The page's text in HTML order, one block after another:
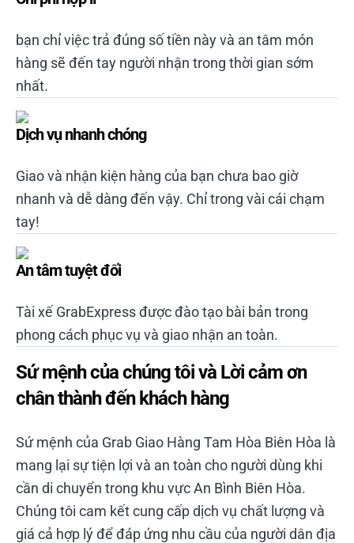
bạn chỉ việc trả đúng số tiền này và an tâm món
hàng sẽ đến tay người nhận trong thời gian sớm
nhất.
Dịch vụ nhanh chóng
Giao và nhận kiện hàng của bạn chưa bao giờ
nhanh và dễ dàng đến vậy. Chỉ trong vài cái chạm
tay!
An tâm tuyệt đối
Tài xế GrabExpress được đào tạo bài bản trong
phong cách phục vụ và giao nhận an toàn.
Sứ mệnh của chúng tôi và Lời cảm ơn
chân thành đến khách hàng
Sứ mệnh của Grab Giao Hàng Tam Hòa Biên Hòa là
mang lại sự tiện lợi và an toàn cho người dùng khi
cần di chuyển trong khu vực An Bình Biên Hòa.
Chúng tôi cam kết cung cấp dịch vụ chất lượng và
giá cả hợp lý để đáp ứng nhu cầu của người dân địa